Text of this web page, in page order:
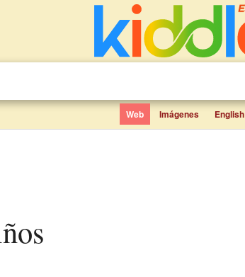
Web Imágenes English